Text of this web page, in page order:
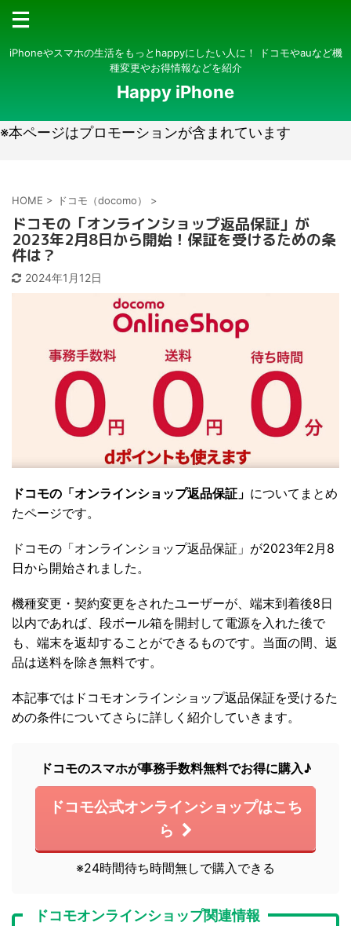
iPhoneやスマホの生活をもっとhappyにしたい人に！ ドコモやauなど機
種変更やお得情報などを紹介
Happy iPhone
※本ページはプロモーションが含まれています
HOME > ドコモ（docomo） >
ドコモの「オンラインショップ返品保証」が
2023年2月8日から開始！保証を受けるための条
件は？
2024年1月12日
ドコモの「オンラインショップ返品保証」 についてまとめ
たページです。
ドコモの「オンラインショップ返品保証」が2023年2月8
日から開始されました。
機種変更・契約変更をされたユーザーが、端末到着後8日
以内であれば、段ボール箱を開封して電源を入れた後で
も、端末を返却することができるものです。当面の間、返
品は送料を除き無料です。
本記事ではドコモオンラインショップ返品保証を受けるた
めの条件についてさらに詳しく紹介していきます。
ドコモのスマホが事務手数料無料でお得に購入♪
ドコモ公式オンラインショップはこち
ら
※24時間待ち時間無しで購入できる
ドコモオンラインショップ関連情報